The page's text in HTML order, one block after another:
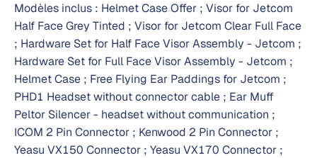
Modèles inclus : Helmet Case Offer ; Visor for Jetcom
Half Face Grey Tinted ; Visor for Jetcom Clear Full Face
; Hardware Set for Half Face Visor Assembly - Jetcom ;
Hardware Set for Full Face Visor Assembly - Jetcom ;
Helmet Case ; Free Flying Ear Paddings for Jetcom ;
PHD1 Headset without connector cable ; Ear Muff
Peltor Silencer - headset without communication ;
ICOM 2 Pin Connector ; Kenwood 2 Pin Connector ;
Yeasu VX150 Connector ; Yeasu VX170 Connector ;